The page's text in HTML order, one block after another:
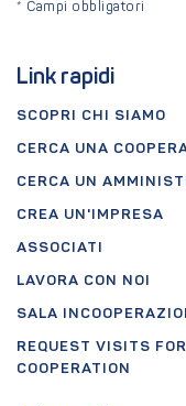
Link rapidi
SCOPRI CHI SIAMO
CERCA UNA
CERCA UN
CREA UN'IMPRESA
ASSOCIATI
LAVORA CON NOI
SALA
REQUEST VISITS
COOPERATION
* Campi obbligatori